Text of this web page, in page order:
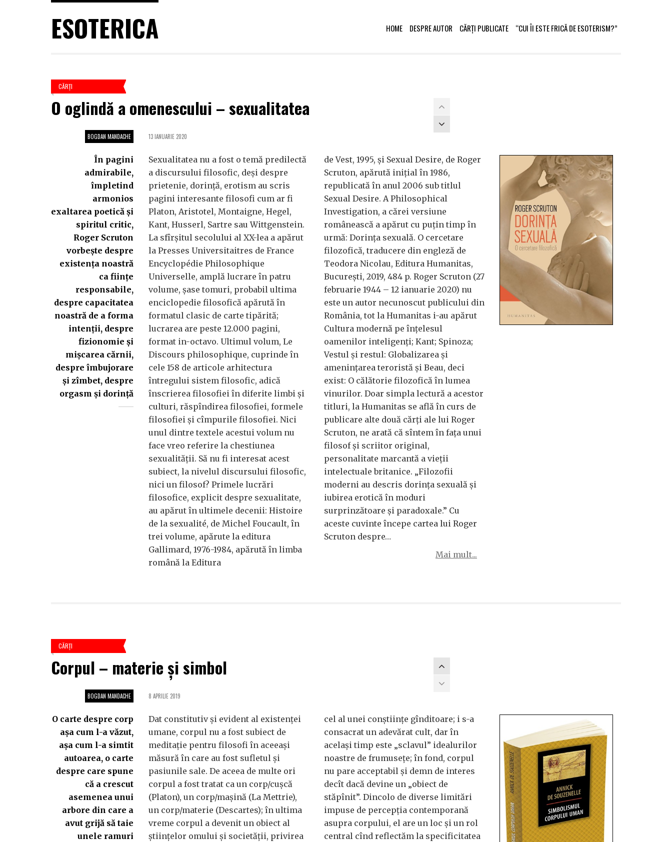
ESOTERICA HOME DESPRE AUTOR CĂRȚI PUBLICATE “CUI ÎI ESTE FRICĂ DE ESOTERISM?”
CĂRŢI
O oglindă a omenescului – sexualitatea
BOGDAN MANDACHE
În pagini
admirabile,
împletind
armonios
exaltarea poetică și
spiritul critic,
Roger Scruton
vorbește despre
existența noastră
ca ființe
responsabile,
despre capacitatea
noastră de a forma
intenții, despre
fizionomie și
mișcarea cărnii,
despre îmbujorare
și zîmbet, despre
orgasm și dorință
13 IANUARIE 2020
Sexualitatea nu a fost o temă predilectă
a discursului filosofic, deși despre
prietenie, dorință, erotism au scris
pagini interesante filosofi cum ar fi
Platon, Aristotel, Montaigne, Hegel,
Kant, Husserl, Sartre sau Wittgenstein.
La sfîrșitul secolului al XX-lea a apărut
la Presses Universitaitres de France
Encyclopédie Philosophique
Universelle, amplă lucrare în patru
volume, șase tomuri, probabil ultima
enciclopedie filosofică apărută în
formatul clasic de carte tipărită;
lucrarea are peste 12.000 pagini,
format in-octavo. Ultimul volum, Le
Discours philosophique, cuprinde în
cele 158 de articole arhitectura
întregului sistem filosofic, adică
înscrierea filosofiei în diferite limbi și
culturi, răspîndirea filosofiei, formele
filosofiei și cîmpurile filosofiei. Nici
unul dintre textele acestui volum nu
face vreo referire la chestiunea
sexualității. Să nu fi interesat acest
subiect, la nivelul discursului filosofic,
nici un filosof? Primele lucrări
filosofice, explicit despre sexualitate,
au apărut în ultimele decenii: Histoire
de la sexualité, de Michel Foucault, în
trei volume, apărute la editura
Gallimard, 1976-1984, apărută în limba
română la Editura
de Vest, 1995, și Sexual Desire, de Roger
Scruton, apărută inițial în 1986,
republicată în anul 2006 sub titlul
Sexual Desire. A Philosophical
Investigation, a cărei versiune
românească a apărut cu puțin timp în
urmă: Dorința sexuală. O cercetare
filozofică, traducere din engleză de
Teodora Nicolau, Editura Humanitas,
București, 2019, 484 p. Roger Scruton (27
februarie 1944 – 12 ianuarie 2020) nu
este un autor necunoscut publicului din
România, tot la Humanitas i-au apărut
Cultura modernă pe înțelesul
oamenilor inteligenți; Kant; Spinoza;
Vestul și restul: Globalizarea și
amenințarea teroristă și Beau, deci
exist: O călătorie filozofică în lumea
vinurilor. Doar simpla lectură a acestor
titluri, la Humanitas se află în curs de
publicare alte două cărți ale lui Roger
Scruton, ne arată că sîntem în fața unui
filosof și scriitor original,
personalitate marcantă a vieții
intelectuale britanice. „Filozofii
moderni au descris dorința sexuală și
iubirea erotică în moduri
surprinzătoare și paradoxale.” Cu
aceste cuvinte începe cartea lui Roger
Scruton despre…
Mai mult...
CĂRŢI
Corpul – materie și simbol
BOGDAN MANDACHE
O carte despre corp
așa cum l-a văzut,
așa cum l-a simtit
autoarea, o carte
despre care spune
că a crescut
asemenea unui
arbore din care a
avut grijă să taie
unele ramuri
8 APRILIE 2019
Dat constitutiv și evident al existenței
umane, corpul nu a fost subiect de
meditație pentru filosofi în aceeași
măsură în care au fost sufletul și
pasiunile sale. De aceea de multe ori
corpul a fost tratat ca un corp/cușcă
(Platon), un corp/mașină (La Mettrie),
un corp/materie (Descartes); în ultima
vreme corpul a devenit un obiect al
științelor omului și societății, privirea
cel al unei conștiințe gînditoare; i s-a
consacrat un adevărat cult, dar în
același timp este „sclavul” idealurilor
noastre de frumusețe; în fond, corpul
nu pare acceptabil și demn de interes
decît dacă devine un „obiect de
stăpînit”. Dincolo de diverse limitări
impuse de percepția contemporană
asupra corpului, el are un loc și un rol
central cînd reflectăm la specificitatea